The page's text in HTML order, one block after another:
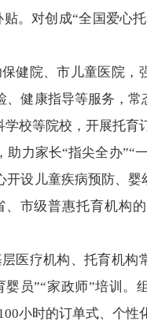
。对创成“全国爱心
健院、市儿童医院，
健康指导等服务，
校等院校，开展托育
助力家长“指尖全办”“
设儿童疾病预防、
市级普惠托育机构
层医疗机构、托育机构
员”“家政师”培训。
小时的订单式、个性